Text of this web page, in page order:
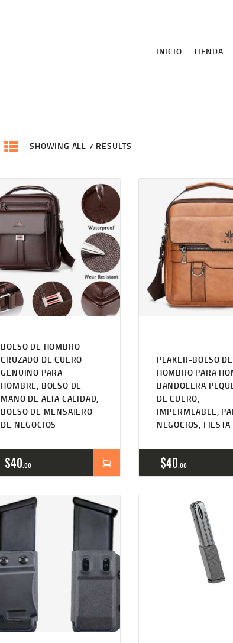
INICIO TIENDA
SHOWING ALL 7 RESULTS
BOLSO DE HOMBRO
CRUZADO DE CUERO
GENUINO PARA
HOMBRE, BOLSO DE
MANO DE ALTA CALIDAD,
BOLSO DE MENSAJERO
DE NEGOCIOS
$40 00
PEAKER-BOLSO DE
HOMBRO PARA
BANDOLERA
DE CUERO,
IMPERMEABLE,
NEGOCIOS, FIESTA
$40 00